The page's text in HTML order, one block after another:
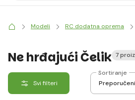
Modeli RC dodatna oprema
Ne hrđajući Čelik 7
Svi filteri
Sortiranje